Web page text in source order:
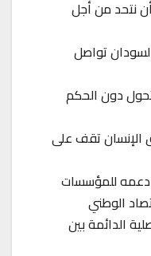
نتحد من أجل
تواصل
دون الحكم
الإنسان تقف على
دعمه للمؤسسات
الوطني
الدائمة بين